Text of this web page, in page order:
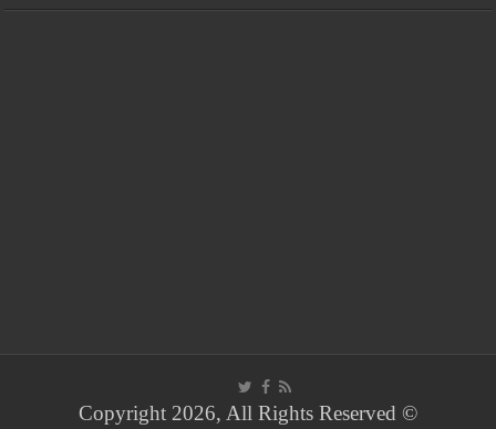
© Copyright 2026, All Rights Reserved